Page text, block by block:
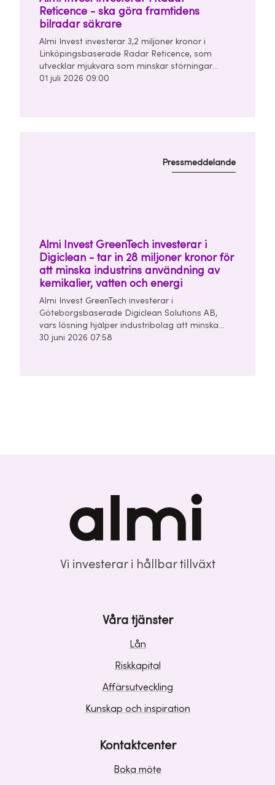
Reticence - ska göra framtidens
bilradar säkrare
Almi Invest investerar 3,2 miljoner kronor i
Linköpingsbaserade Radar Reticence, som
utvecklar mjukvara som minskar störningar
mellan bilars radarsystem. Investeringen görs
01 juli 2026 09:00
Almi Invest GreenTech investerar i
Digiclean - tar in 28 miljoner kronor för
att minska industrins användning av
kemikalier, vatten och energi
Pressmeddelande
Almi Invest GreenTech investerar i
Göteborgsbaserade Digiclean Solutions AB,
vars lösning hjälper industribolag att minska
användningen av kemikalier, vatten och energi i
30 juni 2026 07:58
Vi investerar i hållbar tillväxt
Våra tjänster
Lån
Riskkapital
Affärsutveckling
Kunskap och inspiration
Kontaktcenter
Boka möte